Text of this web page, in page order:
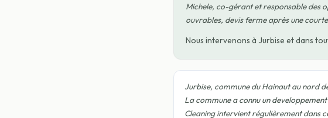
Michele, co-gérant et responsable des
ouvrables, devis ferme après une
Nous intervenons à Jurbise et dans
Jurbise, commune du Hainaut au nord
La commune a connu un
Cleaning intervient régulièrement dans